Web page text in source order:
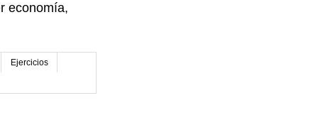
economía,
Ejercicios